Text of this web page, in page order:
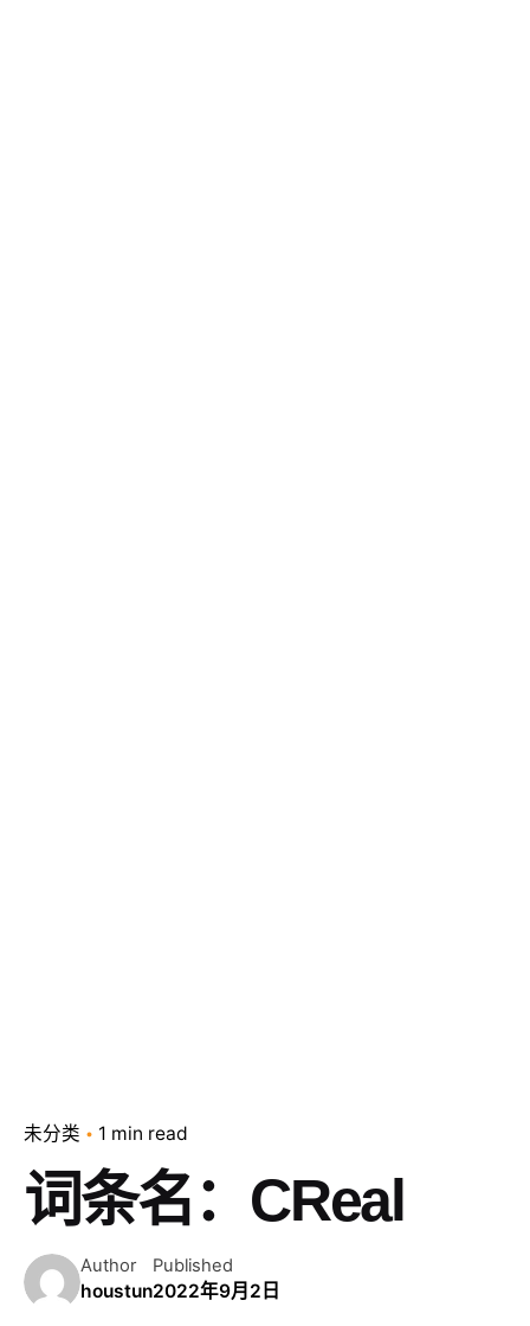
未分类 1 min read
词条名：CReal
Author
houstun
Published
2022年9月2日